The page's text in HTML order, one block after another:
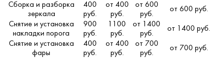
Сборка и разборка
зеркала
400
руб.
от 400
руб.
от 600
руб.
от 600 руб.
Снятие и установка
накладки порога
900
руб.
1100
руб.
от 1400
руб.
от 1400 руб.
Снятие и установка
фары
400
руб.
от 400
руб.
от 700
руб.
от 700 руб.